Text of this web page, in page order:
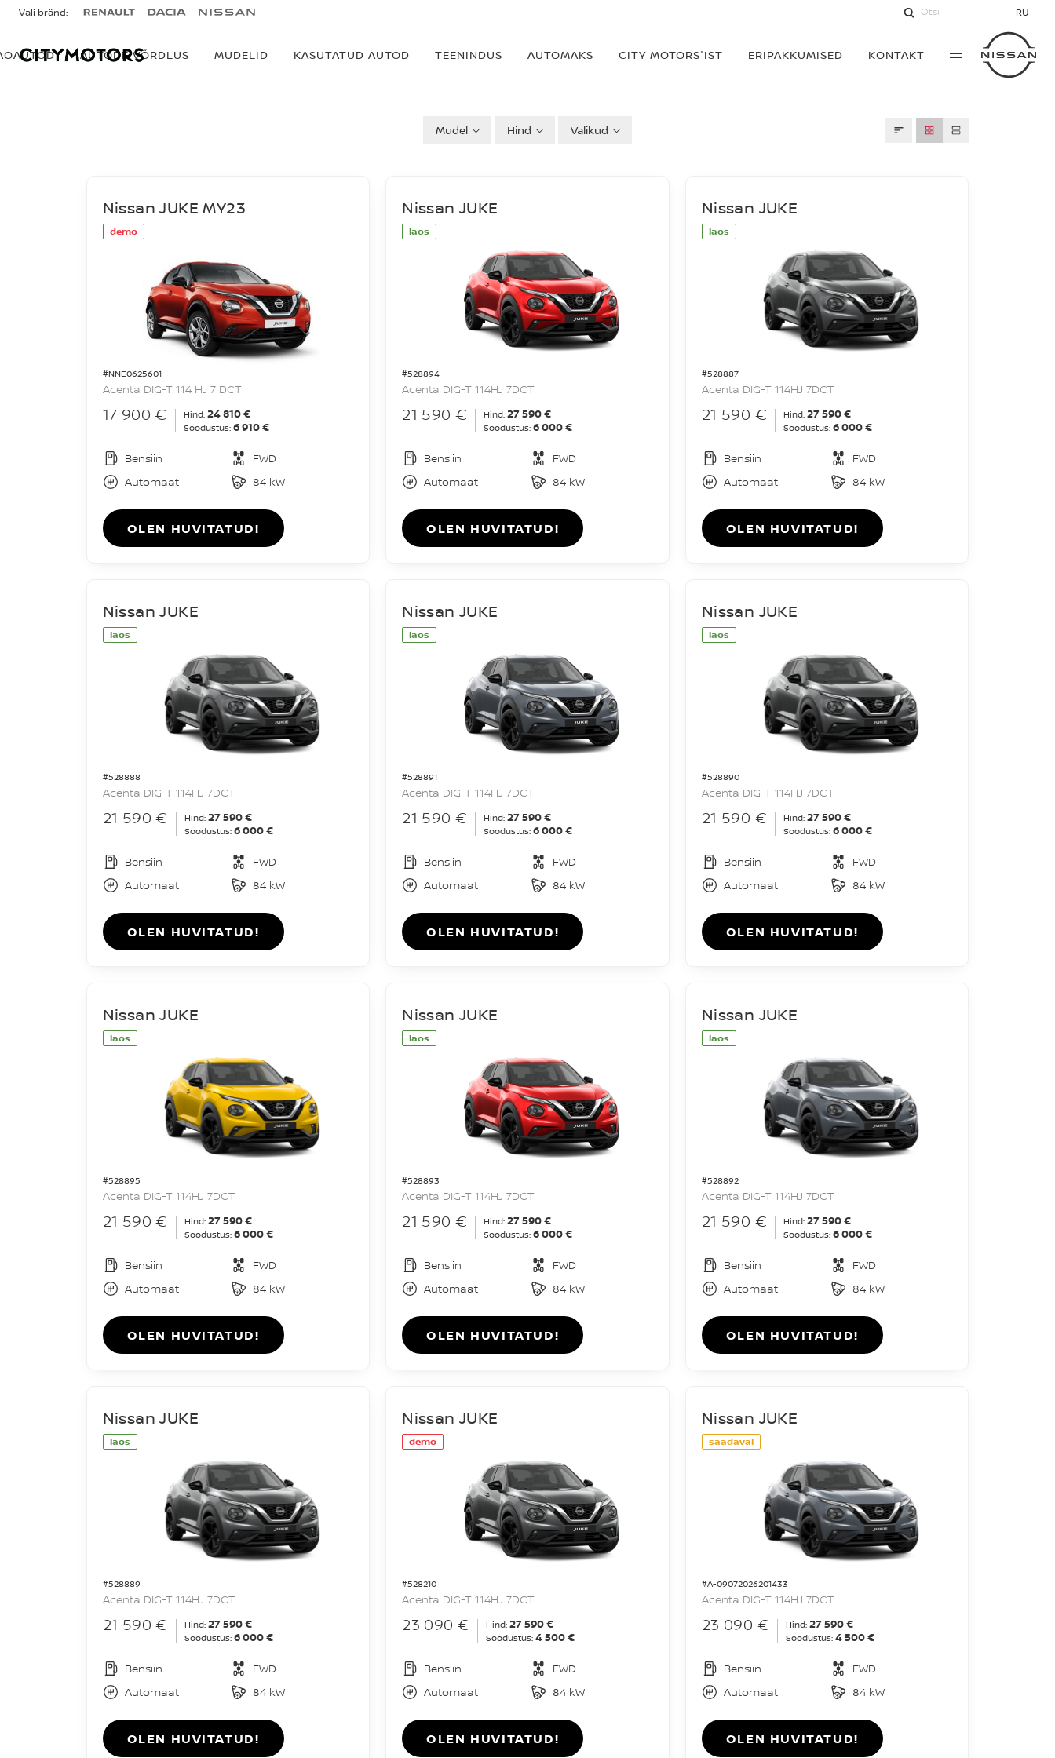
Vali bränd:
AUTODE VÕRDLUS MUDELID KASUTATUD AUTOD TEENINDUS AUTOMAKS CITY MOTORS'IST ERIPAKKUMISED KONTAKT
RU
Mudel Hind Valikud
demo
#NNE0625601
Nissan JUKE MY23
Acenta DIG-T 114 HJ 7 DCT
17 900 € Hind: 24 810 €
Soodustus: 6 910 €
Bensiin
FWD
Automaat
84 kW
OLEN HUVITATUD!
laos
#528894
Nissan JUKE
Acenta DIG-T 114HJ 7DCT
21 590 € Hind: 27 590 €
Soodustus: 6 000 €
Bensiin
FWD
Automaat
84 kW
OLEN HUVITATUD!
laos
#528887
Nissan JUKE
Acenta DIG-T 114HJ 7DCT
21 590 € Hind: 27 590 €
Soodustus: 6 000 €
Bensiin
FWD
Automaat
84 kW
OLEN HUVITATUD!
laos
#528888
Nissan JUKE
Acenta DIG-T 114HJ 7DCT
21 590 € Hind: 27 590 €
Soodustus: 6 000 €
Bensiin
FWD
Automaat
84 kW
OLEN HUVITATUD!
laos
#528891
Nissan JUKE
Acenta DIG-T 114HJ 7DCT
21 590 € Hind: 27 590 €
Soodustus: 6 000 €
Bensiin
FWD
Automaat
84 kW
OLEN HUVITATUD!
laos
#528890
Nissan JUKE
Acenta DIG-T 114HJ 7DCT
21 590 € Hind: 27 590 €
Soodustus: 6 000 €
Bensiin
FWD
Automaat
84 kW
OLEN HUVITATUD!
laos
#528895
Nissan JUKE
Acenta DIG-T 114HJ 7DCT
21 590 € Hind: 27 590 €
Soodustus: 6 000 €
Bensiin
FWD
Automaat
84 kW
OLEN HUVITATUD!
laos
#528893
Nissan JUKE
Acenta DIG-T 114HJ 7DCT
21 590 € Hind: 27 590 €
Soodustus: 6 000 €
Bensiin
FWD
Automaat
84 kW
OLEN HUVITATUD!
laos
#528892
Nissan JUKE
Acenta DIG-T 114HJ 7DCT
21 590 € Hind: 27 590 €
Soodustus: 6 000 €
Bensiin
FWD
Automaat
84 kW
OLEN HUVITATUD!
laos
#528889
Nissan JUKE
Acenta DIG-T 114HJ 7DCT
21 590 € Hind: 27 590 €
Soodustus: 6 000 €
Bensiin
FWD
Automaat
84 kW
OLEN HUVITATUD!
demo
#528210
Nissan JUKE
Acenta DIG-T 114HJ 7DCT
23 090 € Hind: 27 590 €
Soodustus: 4 500 €
Bensiin
FWD
Automaat
84 kW
OLEN HUVITATUD!
saadaval
#A-09072026201433
Nissan JUKE
Acenta DIG-T 114HJ 7DCT
23 090 € Hind: 27 590 €
Soodustus: 4 500 €
Bensiin
FWD
Automaat
84 kW
OLEN HUVITATUD!